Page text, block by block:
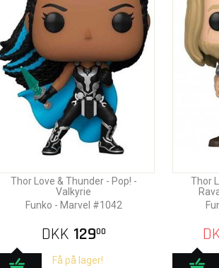
Thor Love & Thunder - Pop! -
Valkyrie
Funko - Marvel #1042
DKK 12900
Få på lager!
Thor